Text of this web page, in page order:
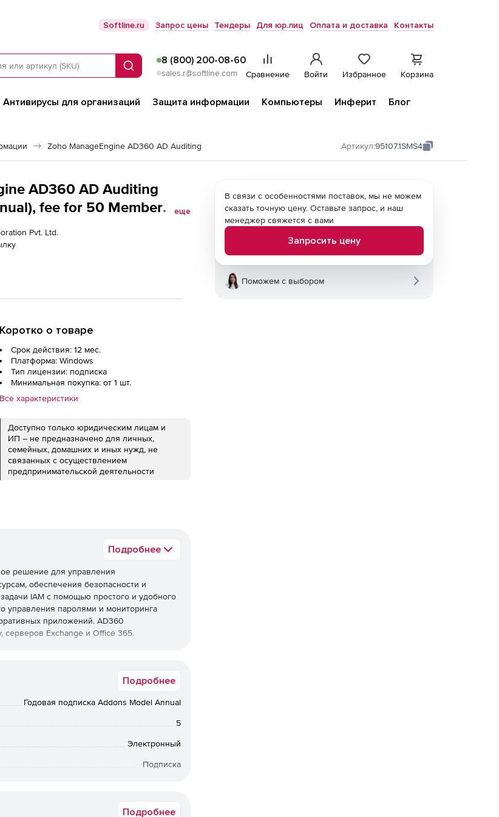
Softline.ru Запрос цены Тендеры Для юр.лиц Оплата и доставка Контакты
Поиск
8 (800) 200-08-60
sales.r@softline.com Сравнение Войти Избранное Корзина
Антивирусы для организаций Защита информации Компьютеры Инферит
Блог
Zoho ManageEngine AD360 AD Auditing Артикул:95107.1SMS4
AD360 AD Auditing
fee for 50 Member
еще
Pvt. Ltd.
Коротко о товаре
Срок действия: 12 мес.
Платформа: Windows
Тип лицензии: подписка
Минимальная покупка: от 1 шт.
Все характеристики
Доступно только юридическим лицам и
ИП – не предназначено для личных,
семейных, домашних и иных нужд, не
связанных с осуществлением
предпринимательской деятельности
Подробнее
решение для управления
обеспечения безопасности и
IAM с помощью простого и удобного
управления паролями и мониторинга
приложений. AD360
серверов Exchange и Office 365.
записи и почтовые ящики для нескольких
и импортировать данные из CSV
365, серверах Windows и Exchange.
отчетов.
Подробнее
Годовая подписка Addons Model Annual
5
Электронный
Подписка
Подробнее
В связи с особенностями поставок, мы не можем
сказать точную цену. Оставьте запрос, и наш
менеджер свяжется с вами
Запросить цену
Поможем с выбором